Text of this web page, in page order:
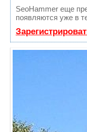
SeoHammer еще
появляются уже в